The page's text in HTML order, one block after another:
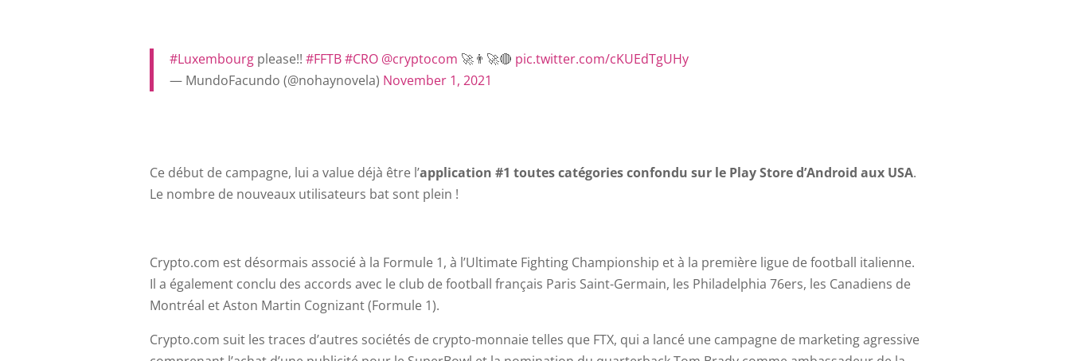
#Luxembourg please!!#FFTB#CRO @cryptocom 🚀👨‍🚀🔴 pic.twitter.com/cKUEdTgUHy
— MundoFacundo (@nohaynovela) November 1, 2021
Ce début de campagne, lui a value déjà être l’application #1 toutes catégories confondu sur le Play Store d’Android aux USA.
Le nombre de nouveaux utilisateurs bat sont plein !
Crypto.com est désormais associé à la Formule 1, à l’Ultimate Fighting Championship et à la première ligue de football italienne.
Il a également conclu des accords avec le club de football français Paris Saint-Germain, les Philadelphia 76ers, les Canadiens de
Montréal et Aston Martin Cognizant (Formule 1).
Crypto.com suit les traces d’autres sociétés de crypto-monnaie telles que FTX, qui a lancé une campagne de marketing agressive